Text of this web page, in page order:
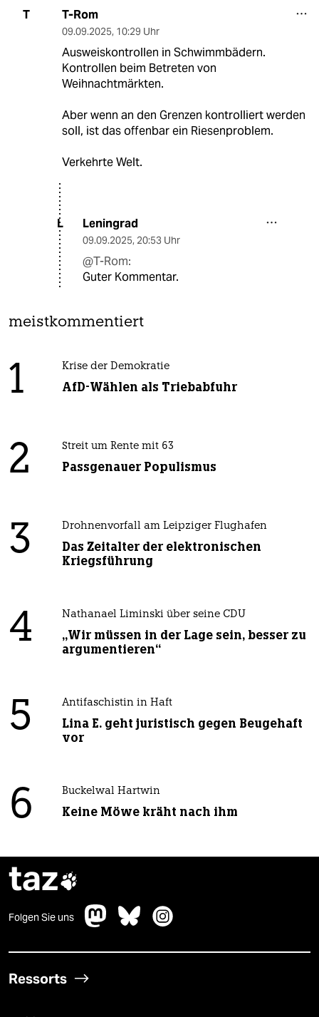
T T-Rom
09.09.2025, 10:29 Uhr
Ausweiskontrollen in Schwimmbädern.
Kontrollen beim Betreten von
Weihnachtmärkten.
Aber wenn an den Grenzen kontrolliert werden
soll, ist das offenbar ein Riesenproblem.
Verkehrte Welt.
L Leningrad
09.09.2025, 20:53 Uhr
@T-Rom:
Guter Kommentar.
meistkommentiert
1 Krise der Demokratie
AfD-Wählen als Triebabfuhr
2 Streit um Rente mit 63
Passgenauer Populismus
3 Drohnenvorfall am Leipziger Flughafen
Das Zeitalter der elektronischen
Kriegsführung
4 Nathanael Liminski über seine CDU
„Wir müssen in der Lage sein, besser zu
argumentieren“
5 Antifaschistin in Haft
Lina E. geht juristisch gegen Beugehaft
vor
6 Buckelwal Hartwin
Keine Möwe kräht nach ihm
taz
Folgen Sie uns
Ressorts